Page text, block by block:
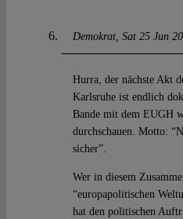
Demokrat Sat 25 Jun
Hurra, der nächste Akt
Karlsruhe ist endlich
Bande mit dem EUGH
durchschauen. Motto:
sicher”.
Wer in diesem
“europapolitischen
hat den politischen